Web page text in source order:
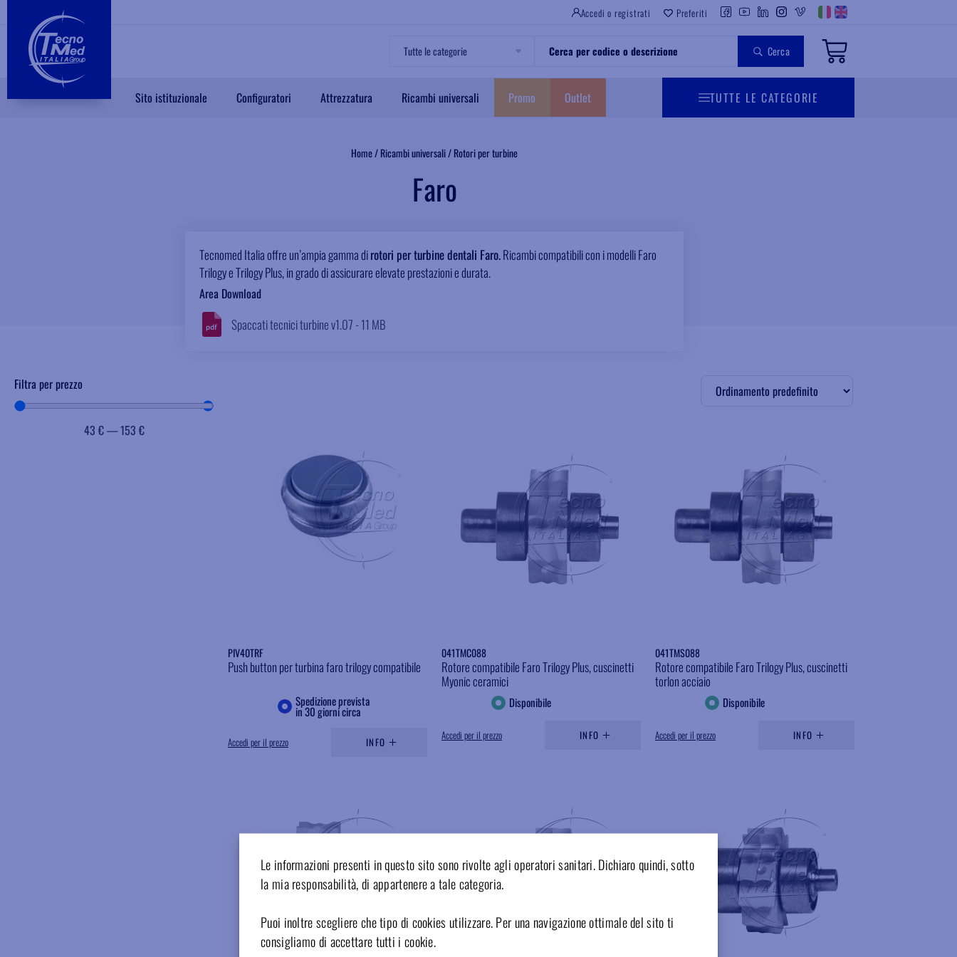
Le informazioni presenti in questo sito sono rivolte agli operatori sanitari. Dichiaro quindi, sotto
la mia responsabilità, di appartenere a tale categoria.
Puoi inoltre scegliere che tipo di cookies utilizzare. Per una navigazione ottimale del sito ti
consigliamo di accettare tutti i cookie.
Accedi o registrati Preferiti
Cerca
Sito istituzionale Configuratori Attrezzatura Ricambi universali Promo Outlet TUTTE LE CATEGORIE
Home/ Ricambi universali/ Rotori per turbine
Faro
Tecnomed Italia offre un’ampia gamma dirotori per turbine dentali Faro.Ricambi compatibili con i modelli Faro
Trilogy e Trilogy Plus, in grado di assicurare elevate prestazioni e durata.
Area Download
Spaccati tecnici turbine v1.07 - 11 MB
Filtra per prezzo
43 €—153 €
PIV40TRF
Push button per turbina faro trilogy compatibile
Spedizione prevista
in 30 giorni circa
Accedi per il prezzo INFO
041TMC088
Rotore compatibile Faro Trilogy Plus, cuscinetti
Myonic ceramici
Disponibile
Accedi per il prezzo INFO
041TMS088
Rotore compatibile Faro Trilogy Plus, cuscinetti
torlon acciaio
Disponibile
Accedi per il prezzo INFO